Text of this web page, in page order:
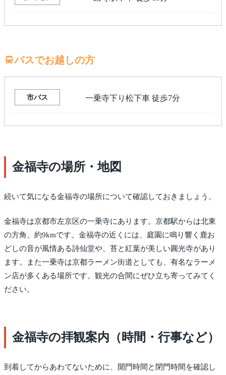
バスでお越しの方
市バス 一乗寺下り松下車 徒歩7分
金福寺の場所・地図
続いて気になる金福寺の場所について確認しておきましょう。
金福寺は京都市左京区の一乗寺にあります。京都駅からは北東
の方角、約9kmです。金福寺の近くには、庭園に鳴り響く鹿お
どしの音が風情ある詩仙堂や、苔と紅葉が美しい圓光寺があり
ます。また一乗寺は京都ラーメン街道としても、有名なラーメ
ン店が多くある場所です。観光の合間にぜひ立ち寄ってみてく
ださい。
金福寺の拝観案内（時間・行事など）
到着してからあわてないために、開門時間と閉門時間を確認し